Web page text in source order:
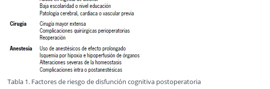
Tabla 1. Factores de riesgo de disfunción cognitiva postoperatoria